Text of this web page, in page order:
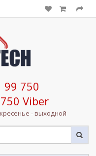
99 750
Viber
- выходной